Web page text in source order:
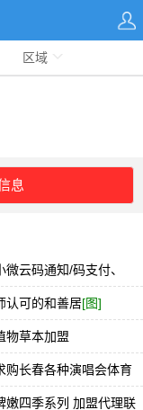
区域
息
云码通知/码支付、
认可的和善居[图]
物草本加盟
购长春各种演唱会体育
嫩四季系列 加盟代理联